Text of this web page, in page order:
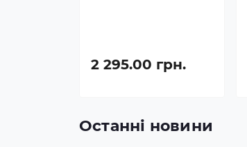
2 295.00 грн.
Останні новини